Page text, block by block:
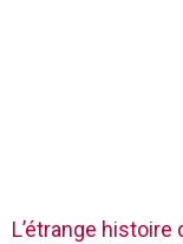
L’étrange histoire